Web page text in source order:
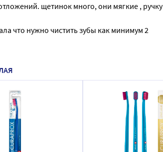
щетинок много, они мягкие , ручку
что нужно чистить зубы как минимум 2